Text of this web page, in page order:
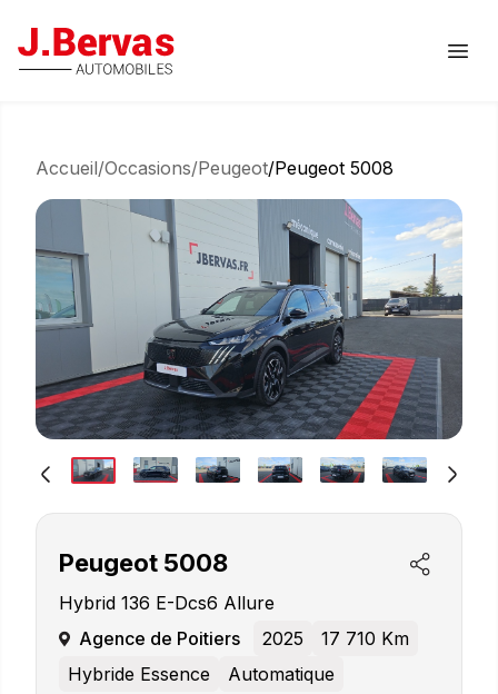
J.Bervas
Accueil/Occasions/Peugeot/Peugeot 5008
Peugeot 5008
Hybrid 136 E-Dcs6 Allure
Agence de Poitiers
2025
17 710 Km
Hybride Essence
Automatique